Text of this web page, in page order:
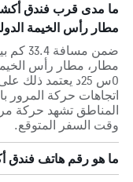
ما مدى قرب فندق
مطار رأس الخيمة
ضمن
مطار، مطار رأس
0س 25د يعتمد
اتجاهات حركة
المناطق تشهد حركة
وقت السفر المتوقع.
ما هو رقم هاتف فندق